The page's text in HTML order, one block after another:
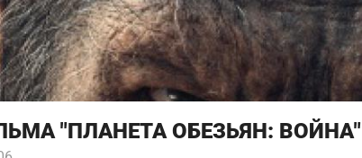
"ПЛАНЕТА ОБЕЗЬЯН: ВОЙНА"